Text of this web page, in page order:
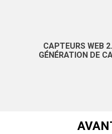
CAPTEURS WEB
GÉNÉRATION DE